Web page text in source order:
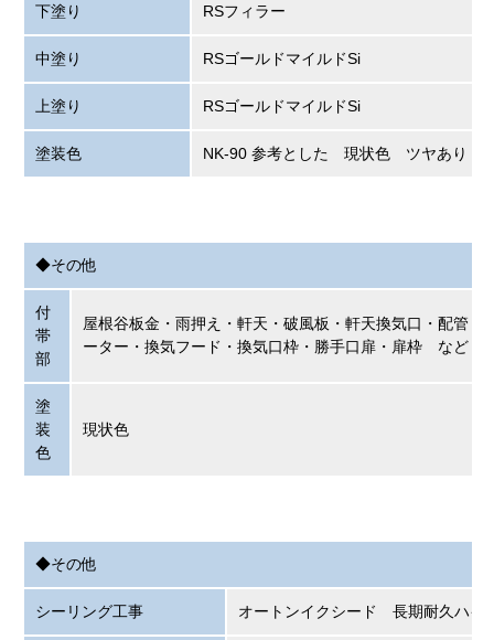
下塗り RSフィラー
中塗り RSゴールドマイルドSi
上塗り RSゴールドマイルドSi
塗装色 NK-90 参考とした 現状色 ツヤあり
◆その他
付
帯
部
屋根谷板金・雨押え・軒天・破風板・軒天換気口・配管
ーター・換気フード・換気口枠・勝手口扉・扉枠 など
塗
装
色
現状色
◆その他
シーリング工事 オートンイクシード 長期耐久ハイ